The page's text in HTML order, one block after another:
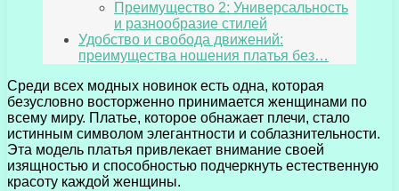
Преимущество 2: Универсальность
и разнообразие стилей
Удобство и свобода движений:
преимущества ношения платья без…
Среди всех модных новинок есть одна, которая
безусловно восторженно принимается женщинами по
всему миру. Платье, которое обнажает плечи, стало
истинным символом элегантности и соблазнительности.
Эта модель платья привлекает внимание своей
изящностью и способностью подчеркнуть естественную
красоту каждой женщины.